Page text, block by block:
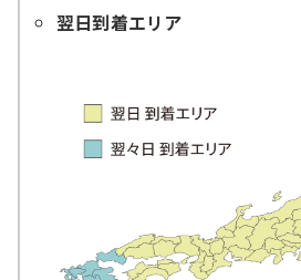
翌日到着エリア